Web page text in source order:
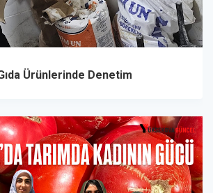
Ürünlerinde Denetim